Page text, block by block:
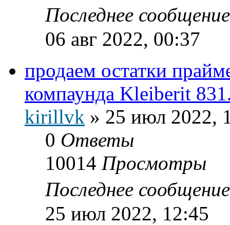
Последнее
06 авг 2022, 00:37
продаем остатки
компаунда Kleiberit
kirillvk » 25 июл 2022,
0 Ответы
10014 Просмотры
Последнее
25 июл 2022, 12:45